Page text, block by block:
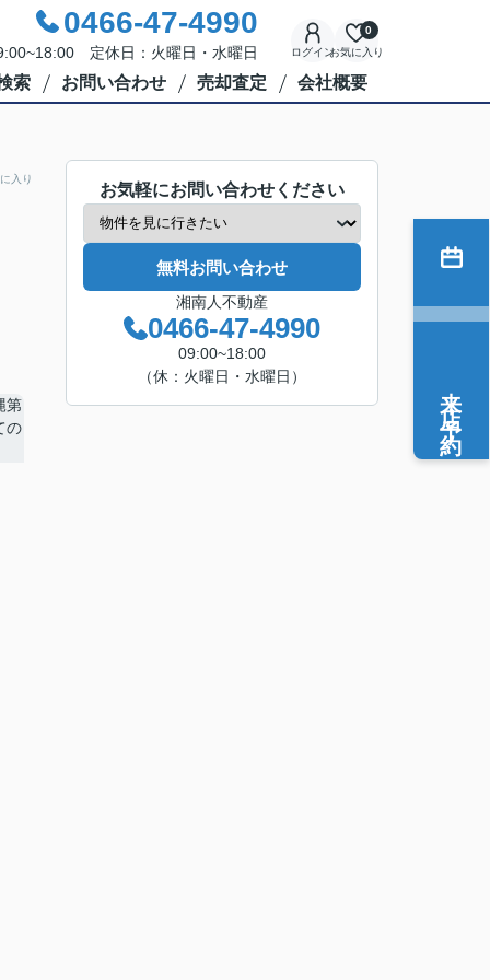
0466-47-4990
定休日：火曜日・水曜日 ログインお気に入り
0
索 お問い合わせ 売却査定 会社概要
入り
お気軽にお問い合わせください
無料お問い合わせ
湘南人不動産
0466-47-4990
09:00~18:00
（休：火曜日・水曜日）
来店予約